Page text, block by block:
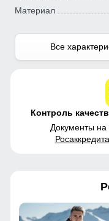
Материал
Все
Контроль
Документы на